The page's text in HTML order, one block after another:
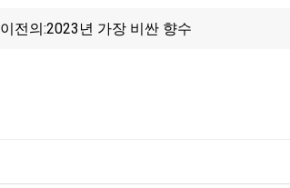
이전의:2023년 가장 비싼 향수